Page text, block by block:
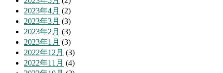
2023年4月 (2)
2023年3月 (3)
2023年2月 (3)
2023年1月 (3)
2022年12月 (3)
2022年11月 (4)